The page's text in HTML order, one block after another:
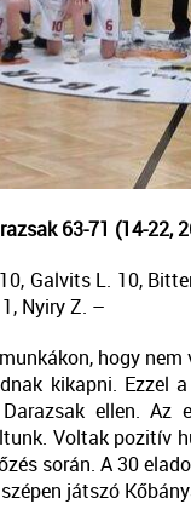
63-71 (14-22,
Galvits L. 10,
Nyiry Z. –
hogy
kikapni. Ezzel
ellen. Az
Voltak pozitív
során. A 30
játszó